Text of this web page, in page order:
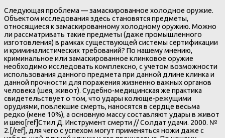
Следующая проблема — замаскированное холодное оружие.
Объектом исследования здесь становятся предметы,
относящиеся к замаскированному холодному оружию. Можно
ли рассматривать такие предметы (даже промышленного
изготовления) в рамках существующей системы сертификации
и криминалистических требований? По нашему мнению,
криминальное или замаскированное клинковое оружие
необходимо исследовать комплексно, с учетом возможности
использования данного предмета при данной длине клинка и
данной прочности для поражения жизненно важных органов
человека (шея, живот). Судебно-медицинская же практика
свидетельствует о том, что удары колюще-режущими
орудиями, повлекшие смерть, наносятся в сердце весьма
редко (мене 10%), а основную массу составляют удары в живот
и шею[ref]Стил Д. Инструмент смерти // Солдат удачи. 2000. №
2.[/ref], для чего с успехом могут применяться ножи даже с